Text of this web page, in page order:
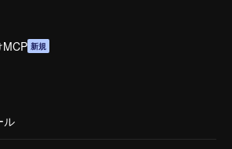
新規
ル